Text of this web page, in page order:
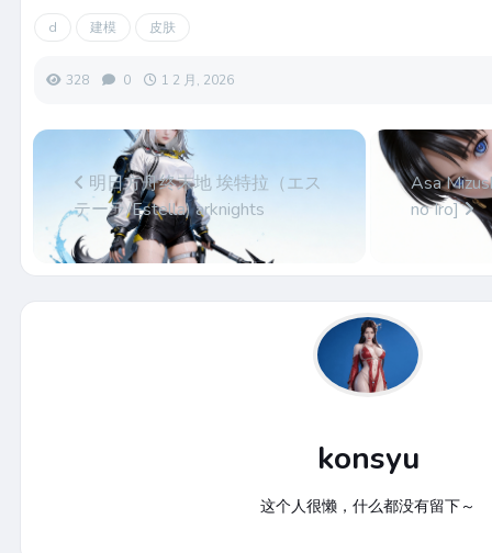
d 建模 皮肤
328 0 1 2 月, 2026
明日方舟终末地 埃特拉（エス
テーラ/Estella) arknights
Asa
no Iro]
konsyu
这个人很懒，什么都没有留下～